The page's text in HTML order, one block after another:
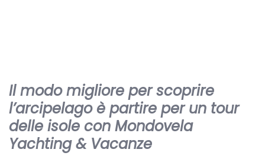
Il modo migliore per scoprire
l’arcipelago è partire per un tour
delle isole con Mondovela
Yachting & Vacanze